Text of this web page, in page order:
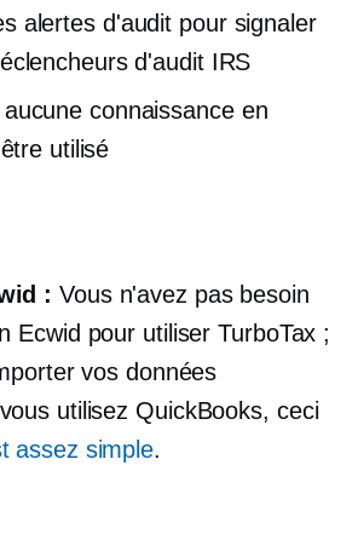
alertes d'audit pour signaler
d'audit IRS
connaissance en
utilisé
: Vous n'avez pas besoin
Ecwid pour utiliser TurboTax ;
vos données
utilisez QuickBooks, ceci
assez simple.